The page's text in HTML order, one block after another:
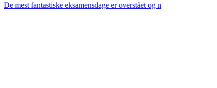
De mest fantastiske eksamensdage er overstået og n